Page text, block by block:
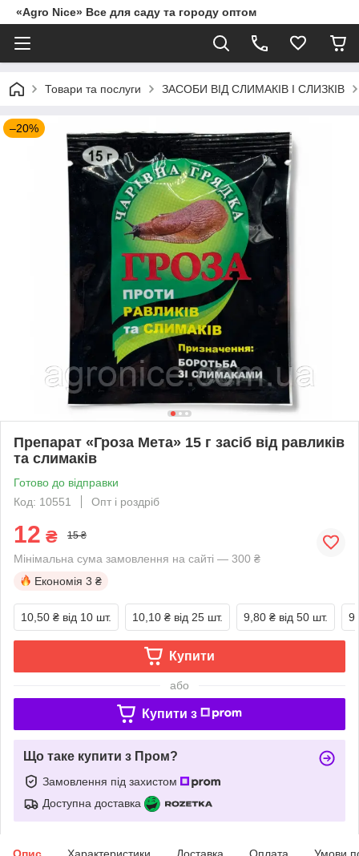
«Agro Nice» Все для саду та городу оптом
Товари та послуги ЗАСОБИ ВІД СЛИМАКІВ І СЛИЗКІВ
–20%
Препарат «Гроза Мета» 15 г засіб від равликів
та слимаків
Готово до відправки
Код: 10551
Опт і роздріб
12 ₴ 15 ₴
Мінімальна сума замовлення на сайті — 300 ₴
Економія 3 ₴
10,50 ₴ від 10 шт. 10,10 ₴ від 25 шт. 9,80 ₴ від 50 шт.
Купити
або
Купити з
Що таке купити з Пром?
Замовлення під захистом
Доступна доставка
Опис Характеристики Доставка Оплата Умови